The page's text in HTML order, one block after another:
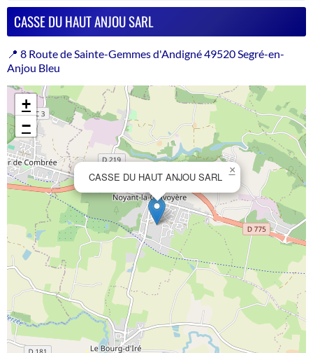
CASSE DU HAUT ANJOU SARL
📍 8 Route de Sainte-Gemmes d'Andigné 49520 Segré-en-
Anjou Bleu
CASSE DU HAUT ANJOU SARL
×
+
−